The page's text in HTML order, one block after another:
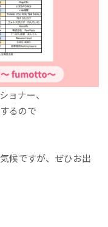
ナー、
るので
候ですが、ぜひお出